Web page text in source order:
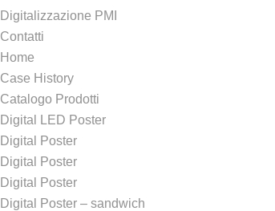
Digitalizzazione PMI
Contatti
Home
Case History
Catalogo Prodotti
Digital LED Poster
Digital Poster
Digital Poster
Digital Poster
Digital Poster – sandwich